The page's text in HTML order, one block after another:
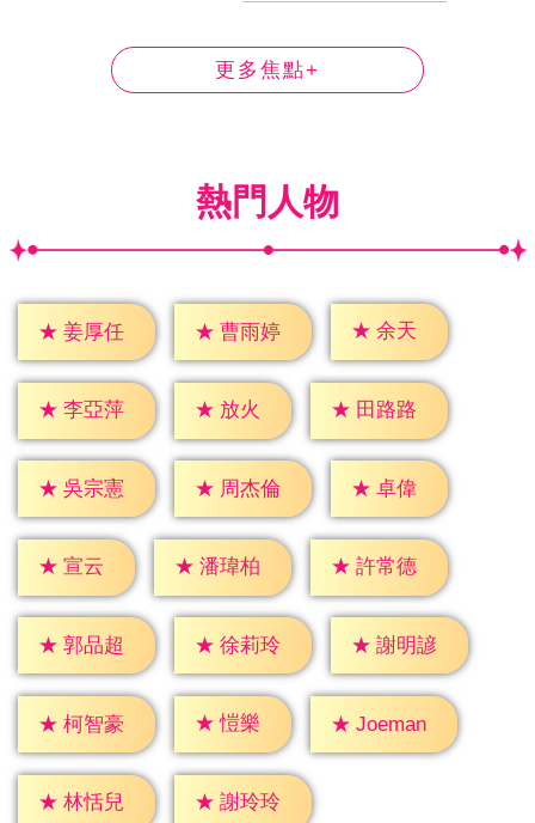
更多焦點+
熱門人物
★ 姜厚任 ★ 曹雨婷 ★ 余天
★ 李亞萍 ★ 放火 ★ 田路路
★ 吳宗憲 ★ 周杰倫 ★ 卓偉
★ 宣云 ★ 潘瑋柏 ★ 許常德
★ 郭品超 ★ 徐莉玲 ★ 謝明諺
★ 柯智豪 ★ 愷樂 ★ Joeman
★ 林恬兒 ★ 謝玲玲